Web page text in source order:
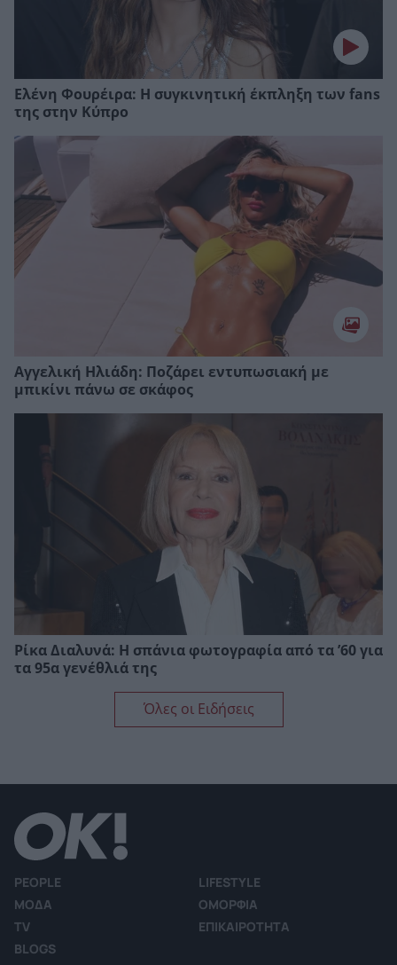
Ελένη Φουρέιρα: Η συγκινητική έκπληξη των fans
της στην Κύπρο
Αγγελική Ηλιάδη: Ποζάρει εντυπωσιακή με
μπικίνι πάνω σε σκάφος
Ρίκα Διαλυνά: Η σπάνια φωτογραφία από τα ’60 για
τα 95α γενέθλιά της
Όλες οι Ειδήσεις
PEOPLE
LIFESTYLE
ΜΟΔΑ
ΟΜΟΡΦΙΑ
TV
ΕΠΙΚΑΙΡΟΤΗΤΑ
BLOGS